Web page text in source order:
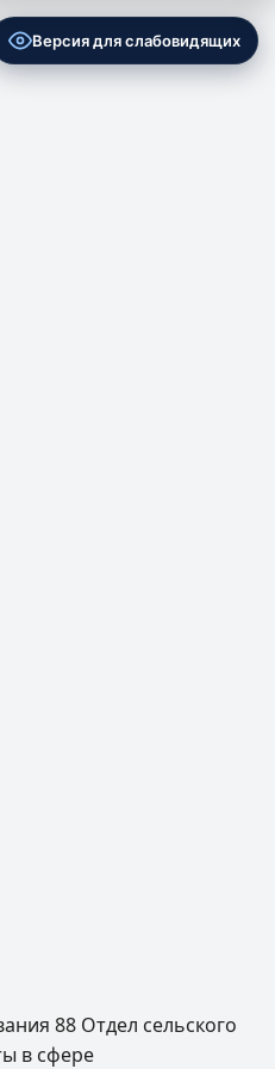
88 Отдел сельского
в сфере
Версия для слабовидящих